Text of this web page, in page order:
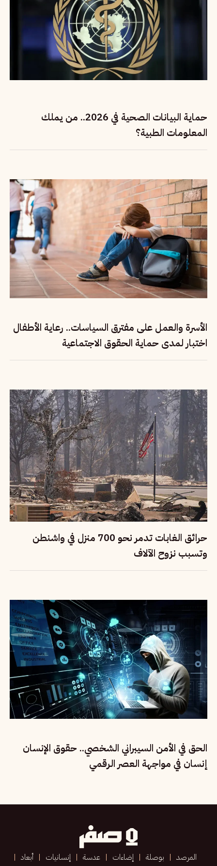
حماية البيانات الصحية في 2026.. من يملك
المعلومات الطبية؟
الأسرة والعمل على مفترق السياسات.. رعاية الأطفال
اختبار لمدى حماية الحقوق الاجتماعية
حرائق الغابات تدمر نحو 700 منزل في واشنطن
وتسبب نزوح الآلاف
الحق في الأمن السيبراني الشخصي.. حقوق الإنسان
إنسان في مواجهة العصر الرقمي
المرصد بوصلة إضاءات عدسة إنسانيات أبعاد